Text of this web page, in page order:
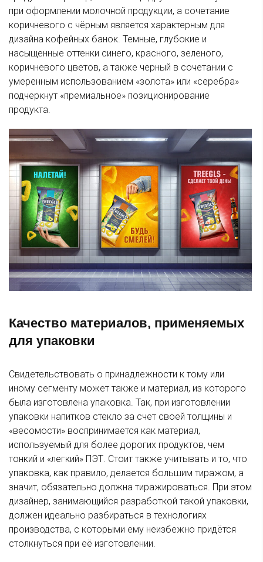
при оформлении молочной продукции, а сочетание
коричневого с чёрным является характерным для
дизайна кофейных банок. Темные, глубокие и
насыщенные оттенки синего, красного, зеленого,
коричневого цветов, а также черный в сочетании с
умеренным использованием «золота» или «серебра»
подчеркнут «премиальное» позиционирование
продукта.
Качество материалов, применяемых
для упаковки
Свидетельствовать о принадлежности к тому или
иному сегменту может также и материал, из которого
была изготовлена упаковка. Так, при изготовлении
упаковки напитков стекло за счет своей толщины и
«весомости» воспринимается как материал,
используемый для более дорогих продуктов, чем
тонкий и «легкий» ПЭТ. Стоит также учитывать и то, что
упаковка, как правило, делается большим тиражом, а
значит, обязательно должна тиражироваться. При этом
дизайнер, занимающийся разработкой такой упаковки,
должен идеально разбираться в технологиях
производства, с которыми ему неизбежно придётся
столкнуться при её изготовлении.